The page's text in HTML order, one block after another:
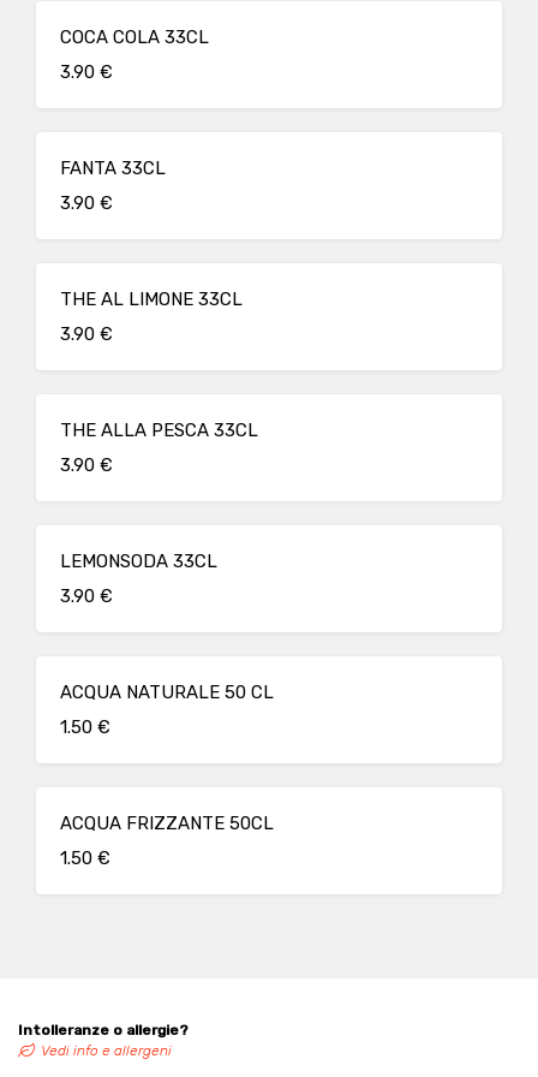
COCA COLA 33CL
3.90 €
FANTA 33CL
3.90 €
THE AL LIMONE 33CL
3.90 €
THE ALLA PESCA 33CL
3.90 €
LEMONSODA 33CL
3.90 €
ACQUA NATURALE 50 CL
1.50 €
ACQUA FRIZZANTE 50CL
1.50 €
Intolleranze o allergie?
Vedi info e allergeni